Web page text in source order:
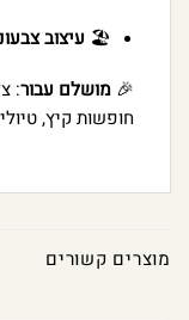
🏖️ עיצוב
🎉 מושלם עבור:
חופשות קיץ,
מוצרים קשורים